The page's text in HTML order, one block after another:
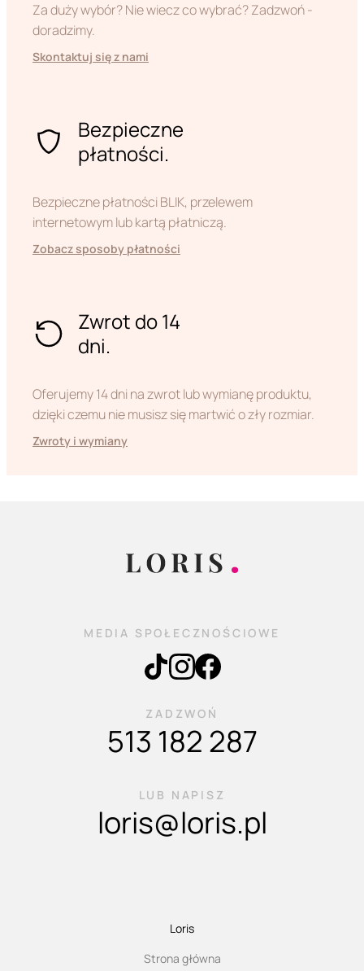
Za duży wybór? Nie wiecz co wybrać? Zadzwoń -
doradzimy.
Skontaktuj się z nami
Bezpieczne
płatności.
Bezpieczne płatności BLIK, przelewem
internetowym lub kartą płatniczą.
Zobacz sposoby płatności
Zwrot do 14
dni.
Oferujemy 14 dni na zwrot lub wymianę produktu,
dzięki czemu nie musisz się martwić o zły rozmiar.
Zwroty i wymiany
MEDIA SPOŁECZNOŚCIOWE
ZADZWOŃ
513 182 287
LUB NAPISZ
loris@loris.pl
Loris
Strona główna